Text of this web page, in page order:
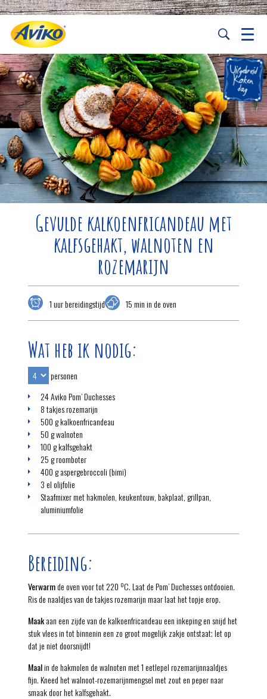
Gevulde kalkoenfricandeau met
kalfsgehakt, walnoten en
rozemarijn
1 uur bereidingstijd 15 min in de oven
Wat heb ik nodig:
personen
24 Aviko Pom’ Duchesses
8 takjes rozemarijn
500 g kalkoenfricandeau
50 g walnoten
100 g kalfsgehakt
25 g roomboter
400 g aspergebroccoli (bimi)
3 el olijfolie
Staafmixer met hakmolen, keukentouw, bakplaat, grillpan,
aluminiumfolie
Bereiding:
Verwarmde oven voor tot 220 ºC. Laat de Pom’ Duchesses ontdooien.
Ris de naaldjes van de takjes rozemarijn maar laat het topje erop.
Maakaan een zijde van de kalkoenfricandeau een inkeping en snijd het
stuk vlees in tot binnenin een zo groot mogelijk zakje ontstaat; let op
dat je niet doorsnijdt!
Maalin de hakmolen de walnoten met 1 eetlepel rozemarijnnaaldjes
fijn. Kneed het walnoot-rozemarijnmengsel met zout en peper naar
smaak door het kalfsgehakt.